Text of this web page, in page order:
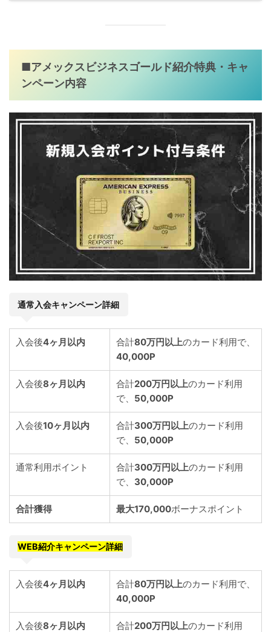
■アメックスビジネスゴールド紹介特典・キャ
ンペーン内容
通常入会キャンペーン詳細
入会後4ヶ月以内 合計80万円以上のカード利用で、
40,000P
入会後8ヶ月以内 合計200万円以上のカード利用
で、 50,000P
入会後10ヶ月以内 合計300万円以上のカード利用
で、 50,000P
通常利用ポイント 合計300万円以上のカード利用
で、 30,000P
合計獲得 最大170,000ボーナスポイント
WEB紹介キャンペーン詳細
入会後4ヶ月以内 合計80万円以上のカード利用で、
40,000P
入会後8ヶ月以内 合計200万円以上のカード利用